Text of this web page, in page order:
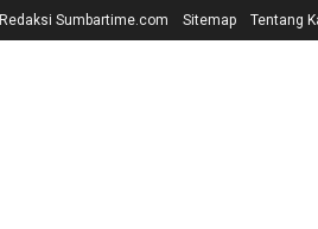
Redaksi Sumbartime.com Sitemap Tentang